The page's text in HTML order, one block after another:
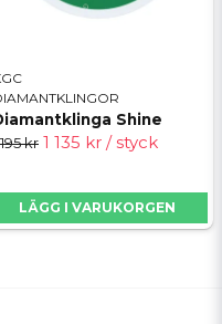
Shine
195 kr 1 135 kr / styck
LÄGG I VARUKORGEN